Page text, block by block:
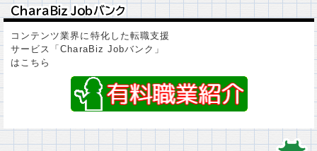
ＣｈａｒａＢｉｚ Ｊｏｂバンク
ＣｈａｒａＢｉｚ Ｊｏｂバンク
コンテンツ業界に特化した転職支援
サービス「CharaBiz Jobバンク」
はこちら